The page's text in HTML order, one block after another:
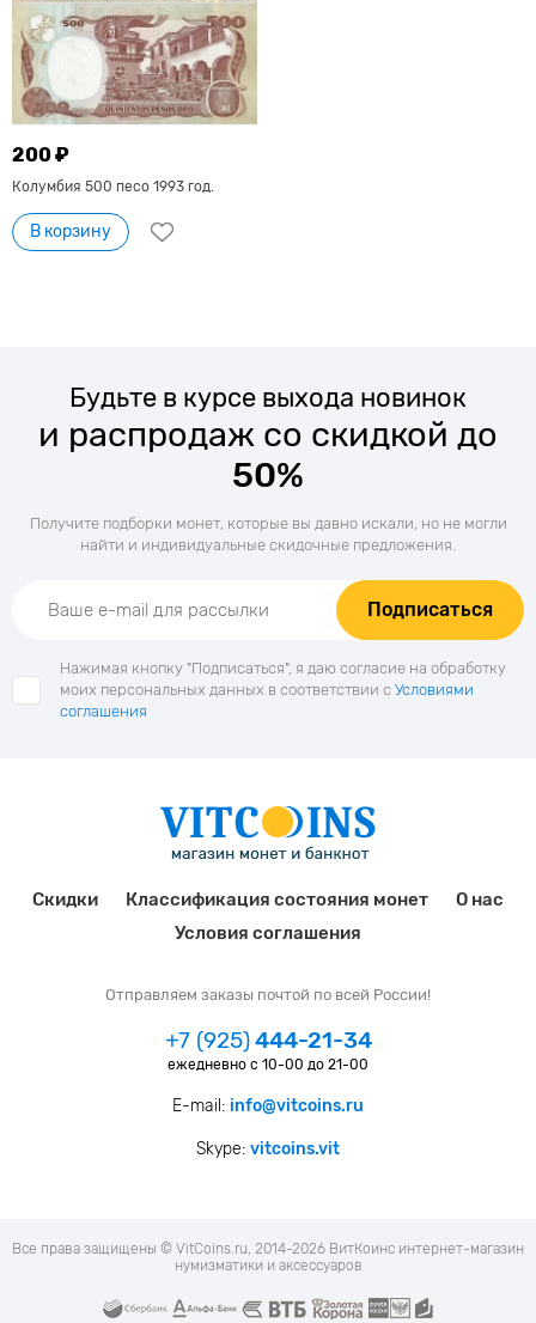
200 ₽
Колумбия 500 песо 1993 год.
В корзину
Будьте в курсе выхода новинок
и распродаж со скидкой до
50%
Получите подборки монет, которые вы давно искали, но не могли
найти и индивидуальные скидочные предложения.
Подписаться
Нажимая кнопку "Подписаться", я даю согласие на обработку
моих персональных данных в соответствии с Условиями
соглашения
Скидки Классификация состояния монет
О нас
Условия соглашения
Отправляем заказы почтой по всей России!
+7 (925)444-21-34
ежедневно с 10-00 до 21-00
E-mail: info@vitcoins.ru
Skype: vitcoins.vit
Все права защищены © VitCoins.ru, 2014-2026 ВитКоинс интернет-магазин
нумизматики и аксессуаров